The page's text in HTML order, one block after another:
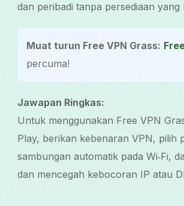
dan peribadi tanpa persediaan yang
Muat turun Free VPN Grass:
percuma!
Jawapan Ringkas:
Untuk menggunakan Free VPN
Play, berikan kebenaran VPN, pilih
sambungan automatik pada Wi‑Fi,
dan mencegah kebocoran IP atau